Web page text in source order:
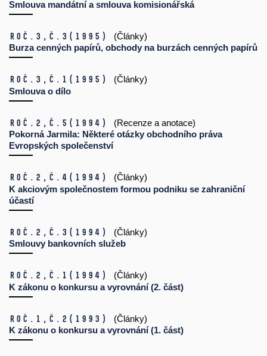
Smlouva mandátní a smlouva komisionářská
Roč.3, č.3 (1995)
(Články)
Burza cenných papírů, obchody na burzách cenných papírů
Roč.3, č.1 (1995)
(Články)
Smlouva o dílo
Roč.2, č.5 (1994)
(Recenze a anotace)
Pokorná Jarmila: Některé otázky obchodního práva
Evropských společenství
Roč.2, č.4 (1994)
(Články)
K akciovým společnostem formou podniku se zahraniční
účastí
Roč.2, č.3 (1994)
(Články)
Smlouvy bankovních služeb
Roč.2, č.1 (1994)
(Články)
K zákonu o konkursu a vyrovnání (2. část)
Roč.1, č.2 (1993)
(Články)
K zákonu o konkursu a vyrovnání (1. část)